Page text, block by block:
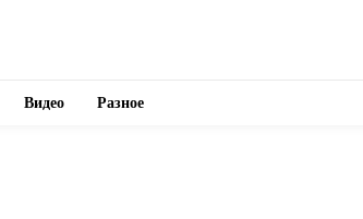
Видео Разное